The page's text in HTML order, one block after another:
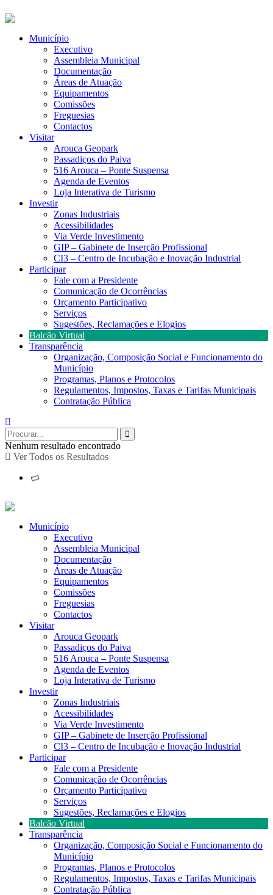
Município
Executivo
Assembleia Municipal
Documentação
Áreas de Atuação
Equipamentos
Comissões
Freguesias
Contactos
Visitar
Arouca Geopark
Passadiços do Paiva
516 Arouca – Ponte Suspensa
Agenda de Eventos
Loja Interativa de Turismo
Investir
Zonas Industriais
Acessibilidades
Via Verde Investimento
GIP – Gabinete de Inserção Profissional
CI3 – Centro de Incubação e Inovação Industrial
Participar
Fale com a Presidente
Comunicação de Ocorrências
Orçamento Participativo
Serviços
Sugestões, Reclamações e Elogios
Balcão Virtual
Transparência
Organização, Composição Social e Funcionamento do
Município
Programas, Planos e Protocolos
Regulamentos, Impostos, Taxas e Tarifas Municipais
Contratação Pública
Nenhum resultado encontrado
Ver Todos os Resultados
Município
Executivo
Assembleia Municipal
Documentação
Áreas de Atuação
Equipamentos
Comissões
Freguesias
Contactos
Visitar
Arouca Geopark
Passadiços do Paiva
516 Arouca – Ponte Suspensa
Agenda de Eventos
Loja Interativa de Turismo
Investir
Zonas Industriais
Acessibilidades
Via Verde Investimento
GIP – Gabinete de Inserção Profissional
CI3 – Centro de Incubação e Inovação Industrial
Participar
Fale com a Presidente
Comunicação de Ocorrências
Orçamento Participativo
Serviços
Sugestões, Reclamações e Elogios
Balcão Virtual
Transparência
Organização, Composição Social e Funcionamento do
Município
Programas, Planos e Protocolos
Regulamentos, Impostos, Taxas e Tarifas Municipais
Contratação Pública